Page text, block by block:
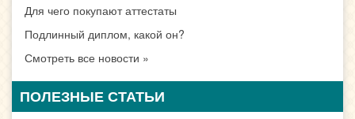
Для чего покупают аттестаты
Подлинный диплом, какой он?
Смотреть все новости »
ПОЛЕЗНЫЕ СТАТЬИ